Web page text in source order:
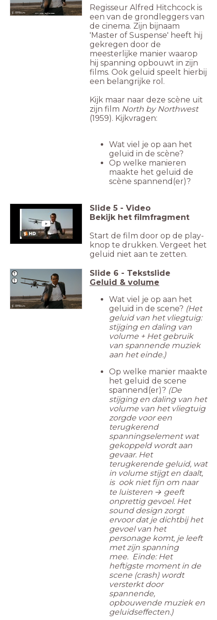
North by Northwest (1959, Alfred Hitchcock)
Regisseur Alfred Hitchcock is
een van de grondleggers van
de cinema. Zijn bijnaam
'Master of Suspense' heeft hij
gekregen door de
meesterlijke manier waarop
hij spanning opbouwt in zijn
films. Ook geluid speelt hierbij
een belangrijke rol.
Kijk maar naar deze scène uit
zijn film North by Northwest
(1959). Kijkvragen:
Wat viel je op aan het
geluid in de scène?
Op welke manieren
maakte het geluid de
scène spannend(er)?
Slide 5 - Video
Bekijk het filmfragment
Start de film door op de play-
knop te drukken. Vergeet het
geluid niet aan te zetten.
Slide 6 - Tekstslide
Geluid & volume
Wat viel je op aan het
geluid in de scene? (Het
geluid van het vliegtuig:
stijging en daling van
volume + Het gebruik
van spannende muziek
aan het einde.)
Op welke manier maakte
het geluid de scene
spannend(er)? (De
stijging en daling van het
volume van het vliegtuig
zorgde voor een
terugkerend
spanningselement wat
gekoppeld wordt aan
gevaar. Het
terugkerende geluid, wat
in volume stijgt en daalt,
is ook niet fijn om naar
te luisteren → geeft
onprettig gevoel. Het
sound design zorgt
ervoor dat je dichtbij het
gevoel van het
personage komt, je leeft
met zijn spanning
mee. Einde: Het
heftigste moment in de
scene (crash) wordt
versterkt door
spannende,
opbouwende muziek en
geluidseffecten.)